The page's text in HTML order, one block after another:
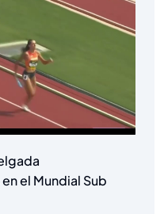
el Mundial Sub